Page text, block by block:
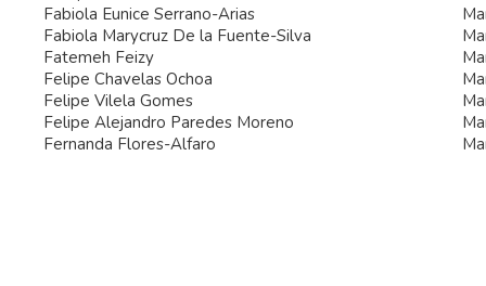
Fabiola Eunice Serrano-Arias
Fabiola Marycruz De la Fuente-Silva
Fatemeh Feizy
Felipe Chavelas Ochoa
Felipe Vilela Gomes
Felipe Alejandro Paredes Moreno
Fernanda Flores-Alfaro